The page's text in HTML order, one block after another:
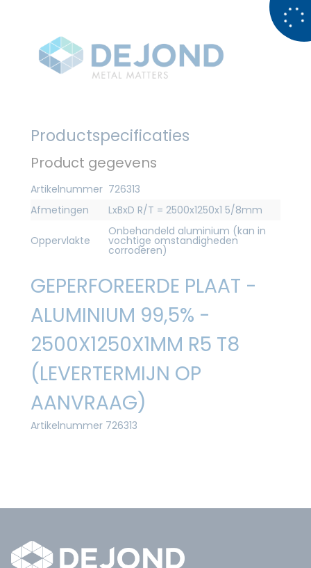
Productspecificaties
Product gegevens
Artikelnummer 726313
Afmetingen
LxBxD R/T = 2500x1250x1 5/8mm
Oppervlakte
Onbehandeld aluminium (kan in
vochtige omstandigheden
corroderen)
GEPERFOREERDE PLAAT -
ALUMINIUM 99,5% -
2500X1250X1MM R5 T8
(LEVERTERMIJN OP
AANVRAAG)
Artikelnummer 726313